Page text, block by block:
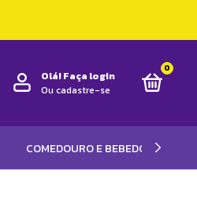
Olá!Faça login
Ou cadastre-se
0
COMEDOURO E BEBEDOUROS